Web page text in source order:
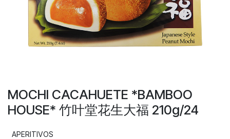
MOCHI CACAHUETE *BAMBOO
HOUSE* 竹叶堂花生大福 210g/24
APERITIVOS